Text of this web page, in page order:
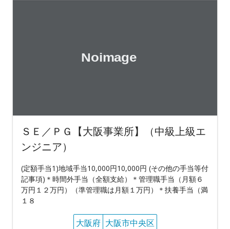
ＳＥ／ＰＧ【大阪事業所】（中級上級エ
ンジニア）
(定額手当1)地域手当10,000円10,000円 (その他の手当等付
記事項)＊時間外手当（全額支給）＊管理職手当（月額６
万円１２万円）（準管理職は月額１万円）＊扶養手当（満
１８
大阪府 大阪市中央区